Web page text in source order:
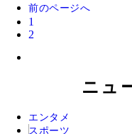
前のページへ
1
2
ニュ
エンタメ
スポーツ